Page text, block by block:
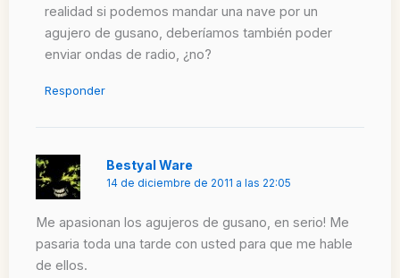
realidad si podemos mandar una nave por un
agujero de gusano, deberíamos también poder
enviar ondas de radio, ¿no?
Responder
Bestyal Ware
14 de diciembre de 2011 a las 22:05
Me apasionan los agujeros de gusano, en serio! Me
pasaria toda una tarde con usted para que me hable
de ellos.